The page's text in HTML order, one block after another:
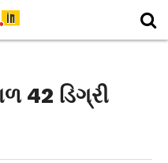
42 ડિગ્રી